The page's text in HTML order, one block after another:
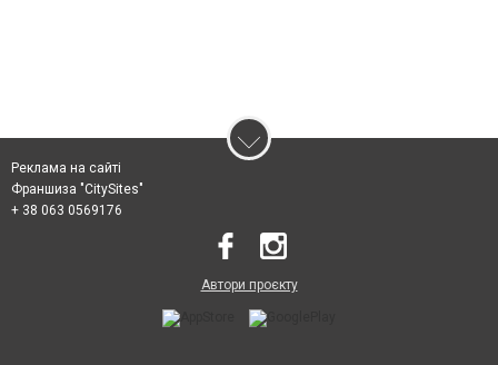
Реклама на сайті
Франшиза "CitySites"
+ 38 063 0569176
Автори проєкту